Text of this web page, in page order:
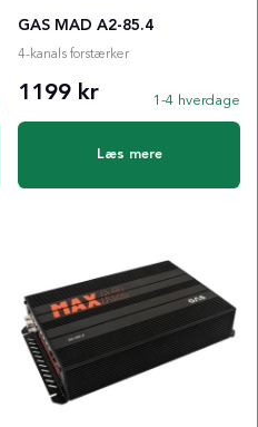
GAS MAD A2-85.4
4-kanals forstærker
1199 kr 1-4 hverdage
Læs mere